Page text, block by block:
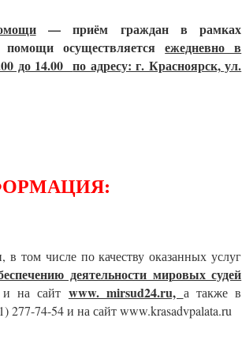
— приём граждан в рамках
помощи осуществляетсяежедневно в
до 14.00по адресу: г. Красноярск, ул.
том числе по качеству оказанных услуг
деятельности мировых судей
на сайт www. mirsud24.ru, а также в
277-74-54 и на сайт www.krasadvpalata.ru